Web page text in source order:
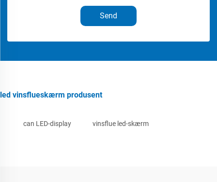
Send
led vinsflueskærm produsent
can LED-display vinsflue led-skærm